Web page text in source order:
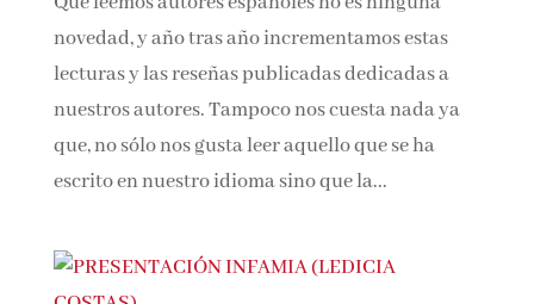
novedad, y año tras año incrementamos estas
lecturas y las reseñas publicadas dedicadas a
nuestros autores. Tampoco nos cuesta nada ya
que, no sólo nos gusta leer aquello que se ha
escrito en nuestro idioma sino que la...